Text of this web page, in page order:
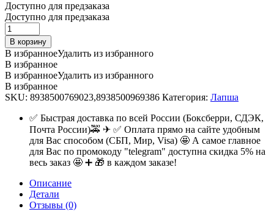
Доступно для предзаказа
Доступно для предзаказа
Лапша
стеклянная
из
Аррорута
Миен
Донг
(Mien
Dong),
500г.
quantity
В корзину
В избранноеУдалить из избранного
В избранное
В избранноеУдалить из избранного
В избранное
SKU: 8938500769023,8938500969386 Категория: Лапша
✅ Быстрая доставка по всей России (Боксберри, СДЭК,
Почта России)🚕 ✈ ✅ Оплата прямо на сайте удобным
для Вас способом (СБП, Мир, Visa) 🤩 А самое главное
для Вас по промокоду "telegram" доступна скидка 5% на
весь заказ 🤩 ➕ 🎁 в каждом заказе!
Описание
Детали
Отзывы (0)